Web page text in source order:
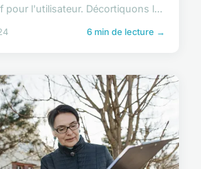
pour l'utilisateur. Décortiquons l...
6 min de lecture →